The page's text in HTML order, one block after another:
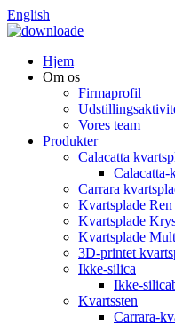
English
Hjem
Om os
Firmaprofil
Vores team
Produkter
Calacatta
Calacatta-
Carrara
Kvartsplade
Kvartsplade
Kvartsplade
3D-printet
Ikke-silica
Ikke-
Kvartssten
Carrara-